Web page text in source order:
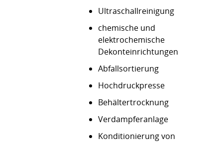
Ultraschallreinigung
chemische und
elektrochemische
Dekonteinrichtungen
Abfallsortierung
Hochdruckpresse
Behältertrocknung
Verdampferanlage
Konditionierung von